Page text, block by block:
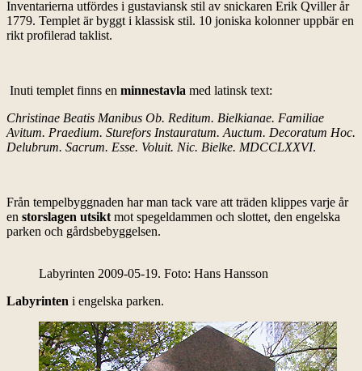
Inventarierna utfördes i gustaviansk stil av snickaren Erik Qviller år
1779. Templet är byggt i klassisk stil. 10 joniska kolonner uppbär en
rikt profilerad taklist.
Inuti templet finns en minnestavla med latinsk text:
Christinae Beatis Manibus Ob. Reditum. Bielkianae. Familiae
Avitum. Praedium. Sturefors Instauratum. Auctum. Decoratum Hoc.
Delubrum. Sacrum. Esse. Voluit. Nic. Bielke. MDCCLXXVI.
Från tempelbyggnaden har man tack vare att träden klippes varje år
en storslagen utsikt mot spegeldammen och slottet, den engelska
parken och gårdsbebyggelsen.
Labyrinten 2009-05-19. Foto: Hans Hansson
Labyrinten i engelska parken.